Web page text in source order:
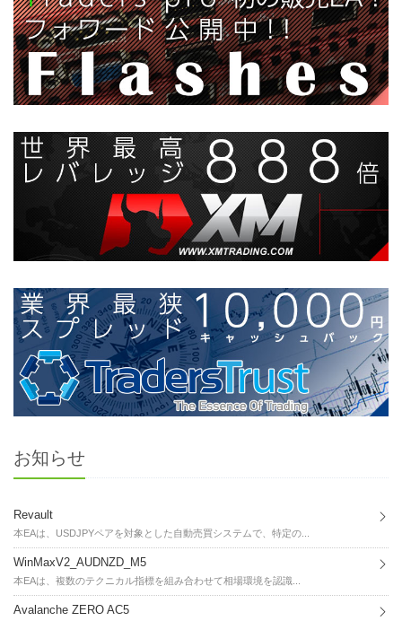
お知らせ
Revault
本EAは、USDJPYペアを対象とした自動売買システムで、特定の...
WinMaxV2_AUDNZD_M5
本EAは、複数のテクニカル指標を組み合わせて相場環境を認識...
Avalanche ZERO AC5